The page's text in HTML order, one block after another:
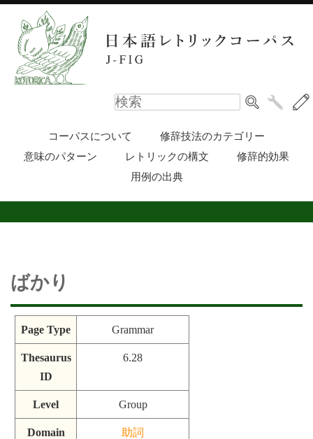
コーパスについて
修辞技法のカテゴリー
意味のパターン
レトリックの構文
修辞的効果
用例の出典
ばかり
Page Type Grammar
Thesaurus
ID
6.28
Level Group
Domain 助詞